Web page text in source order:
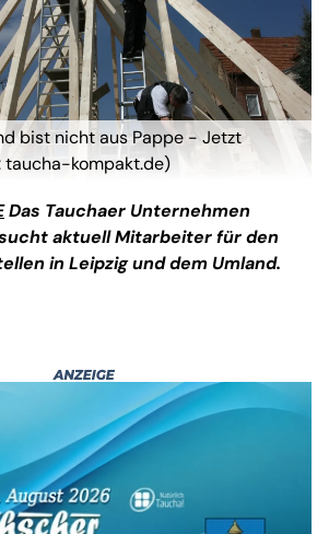
bist nicht aus Pappe - Jetzt
taucha-kompakt.de)
Das Tauchaer Unternehmen
aktuell Mitarbeiter für den
in Leipzig und dem Umland.